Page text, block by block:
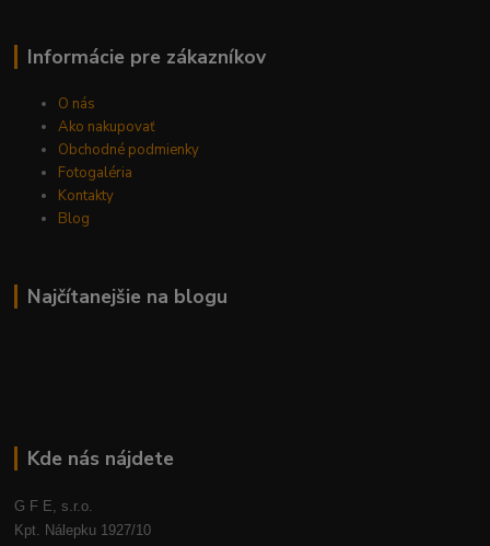
Informácie pre zákazníkov
O nás
Ako nakupovať
Obchodné podmienky
Fotogaléria
Kontakty
Blog
Najčítanejšie na blogu
Kde nás nájdete
G F E, s.r.o.
Kpt. Nálepku 1927/10